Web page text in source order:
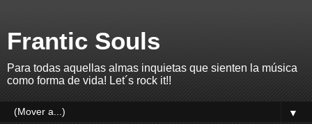
Frantic Souls
Para todas aquellas almas inquietas que sienten la música
como forma de vida! Let´s rock it!!
▼